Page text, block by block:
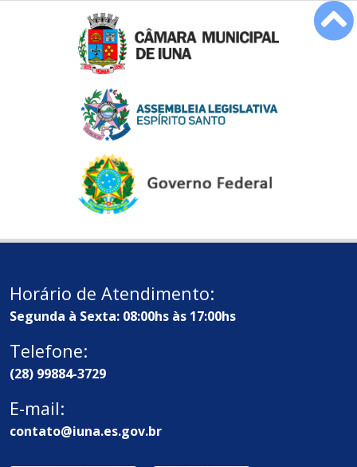
Horário de Atendimento:
Segunda à Sexta: 08:00hs às 17:00hs
Telefone:
(28) 99884-3729
E-mail:
contato@iuna.es.gov.br